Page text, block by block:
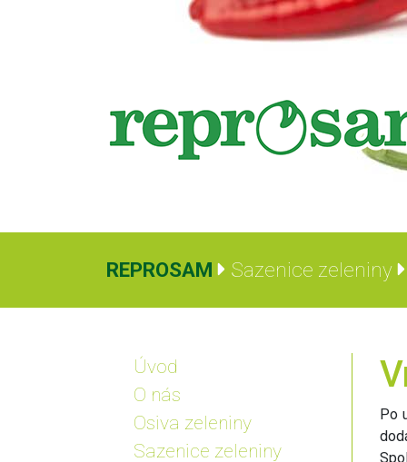
REPROSAM Sazenice zeleniny
Úvod
O nás
Osiva zeleniny
Sazenice zeleniny
Po